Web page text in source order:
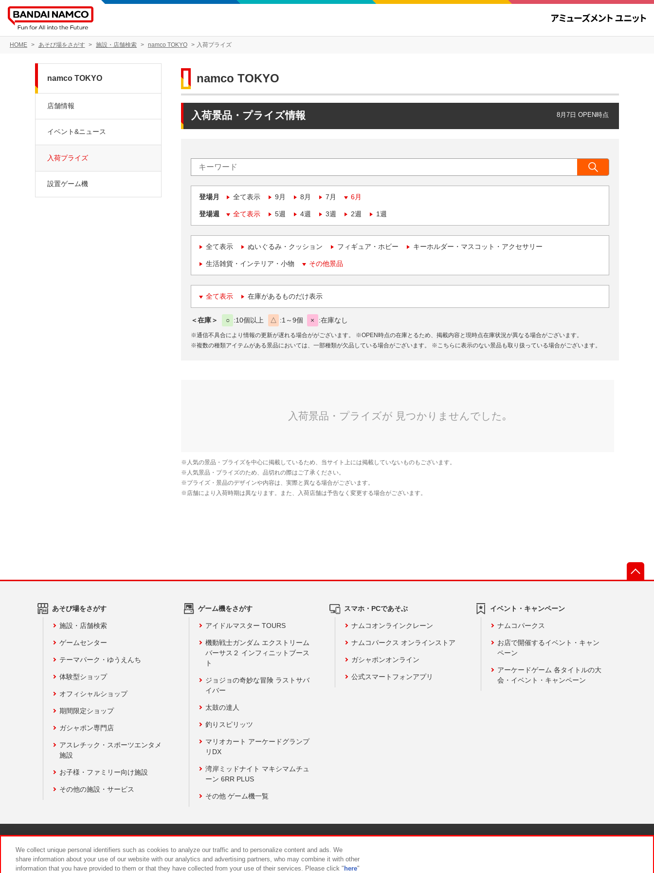
HOME あそび場をさがす 施設・店舗検索 namco TOKYO 入荷プライズ
namco TOKYO
入荷景品・プライズ情報 8月7日 OPEN時点
登場月 全て表示 9月 8月 7月 6月
登場週 全て表示 5週 4週 3週 2週 1週
全て表示 ぬいぐるみ・クッション フィギュア・ホビー キーホルダー・マスコット・アクセサリー
生活雑貨・インテリア・小物 その他景品
全て表示 在庫があるものだけ表示
＜在庫＞ ○ 10個以上 △ 1～9個 × 在庫なし
※通信不具合により情報の更新が遅れる場合ががございます。
※OPEN時点の在庫とるため、掲載内容と現時点在庫状況が異なる場合がございます。
※複数の種類アイテムがある景品においては、一部種類が欠品している場合がございます。
※こちらに表示のない景品も取り扱っている場合がございます。
namco TOKYO
店舗情報
イベント&ニュース
入荷プライズ
設置ゲーム機
あそび場をさがす
施設・店舗検索
ゲームセンター
テーマパーク・ゆうえんち
体験型ショップ
オフィシャルショップ
期間限定ショップ
ガシャポン専門店
アスレチック・スポーツエンタメ
施設
お子様・ファミリー向け施設
その他の施設・サービス
ゲーム機をさがす
アイドルマスター TOURS
機動戦士ガンダム エクストリーム
バーサス２ インフィニットブース
ト
ジョジョの奇妙な冒険 ラストサバ
イバー
太鼓の達人
釣りスピリッツ
マリオカート アーケードグランプ
リDX
湾岸ミッドナイト マキシマムチュ
ーン 6RR PLUS
その他 ゲーム機一覧
スマホ・PCであそぶ
ナムコオンラインクレーン
ナムコパークス オンラインストア
ガシャポンオンライン
公式スマートフォンアプリ
イベント・キャンペーン
ナムコパークス
お店で開催するイベント・キャン
ペーン
アーケードゲーム 各タイトルの大
会・イベント・キャンペーン
食品のご提供について カスタマーハラスメント対応方針
We collect unique personal identifiers such as cookies to analyze our traffic and to personalize content and ads. We
share information about your use of our website with our analytics and advertising partners, who may combine it with other
information that you have provided to them or that they have collected from your use of their services. Please click " here"